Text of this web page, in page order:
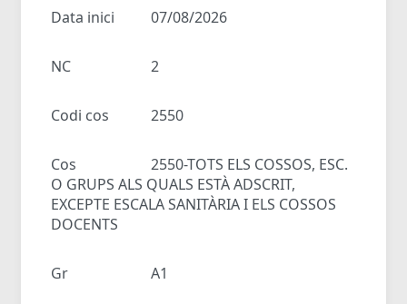
Data inici 07/08/2026
NC 2
Codi cos 2550
Cos
2550-TOTS ELS COSSOS, ESC.
O GRUPS ALS QUALS ESTÀ ADSCRIT,
EXCEPTE ESCALA SANITÀRIA I ELS COSSOS
DOCENTS
Gr A1